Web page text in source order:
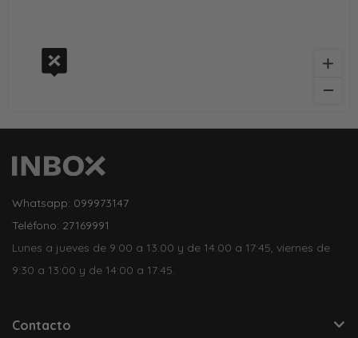
Whatsapp: 099973147
Teléfono: 27169991
Lunes a jueves de 9:00 a 13:00 y de 14:00 a 17:45, viernes de
9:30 a 13:00 y de 14:00 a 17:45.
Contacto